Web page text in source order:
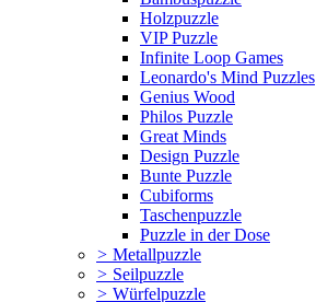
Holzpuzzle
VIP Puzzle
Infinite Loop Games
Leonardo's Mind Puzzles
Genius Wood
Philos Puzzle
Great Minds
Design Puzzle
Bunte Puzzle
Cubiforms
Taschenpuzzle
Puzzle in der Dose
> Metallpuzzle
> Seilpuzzle
> Würfelpuzzle